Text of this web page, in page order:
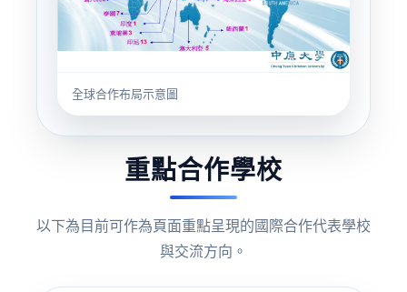
全球合作布局示意圖
重點合作學校
以下為目前可作為頁面重點呈現的國際合作代表學校
與交流方向。